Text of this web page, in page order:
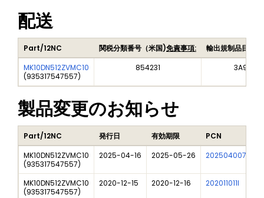
配送
Part/12NC 関税分類番号（米国)免責事項:
輸出規制品目番
MK10DN512ZVMC10
(935317547557)
854231 3A991A2
製品変更のお知らせ
Part/12NC 発行日 有効期限 PCN
MK10DN512ZVMC10
(935317547557)
2025-04-16 2025-05-26 202504007I
MK10DN512ZVMC10
(935317547557)
2020-12-15 2020-12-16 202011011I